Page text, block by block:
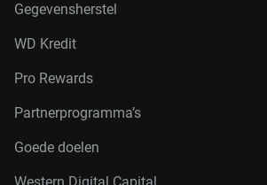
Gegevensherstel
WD Kredit
Pro Rewards
Partnerprogramma’s
Goede doelen